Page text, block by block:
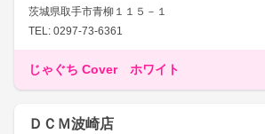
茨城県取手市青柳１１５－１
TEL: 0297-73-6361
じゃぐち Cover ホワイト
ＤＣＭ波崎店